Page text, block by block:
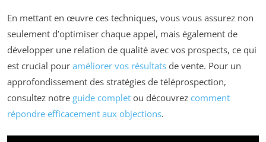
En mettant en œuvre ces techniques, vous vous assurez non
seulement d’optimiser chaque appel, mais également de
développer une relation de qualité avec vos prospects, ce qui
est crucial pour améliorer vos résultats de vente. Pour un
approfondissement des stratégies de téléprospection,
consultez notre guide complet ou découvrez comment
répondre efficacement aux objections.